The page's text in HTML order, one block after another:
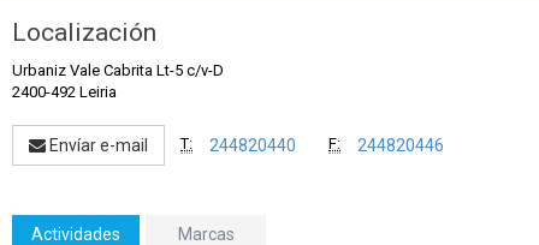
Localización
Urbaniz Vale Cabrita Lt-5 c/v-D
2400-492 Leiria
Envíar e-mail T: 244820440 F: 244820446
Actividades Marcas